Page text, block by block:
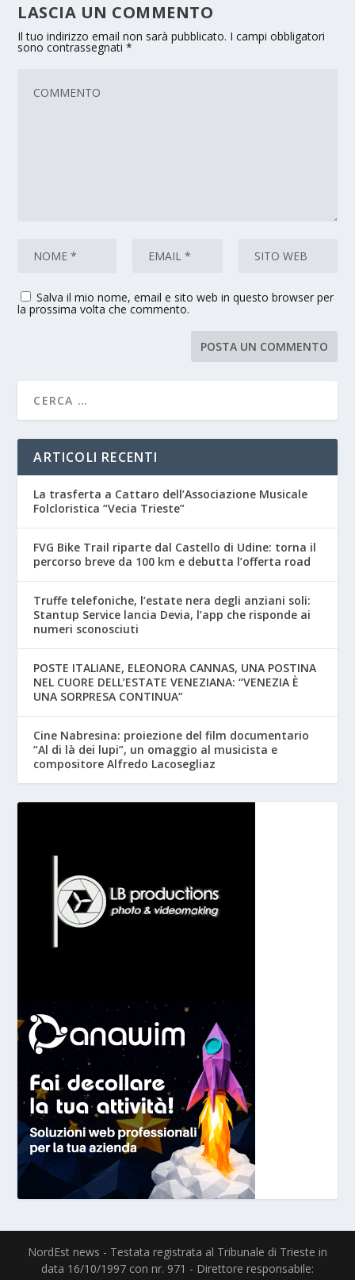
LASCIA UN COMMENTO
Il tuo indirizzo email non sarà pubblicato. I campi obbligatori
sono contrassegnati*
Salva il mio nome, email e sito web in questo browser per
la prossima volta che commento.
ARTICOLI RECENTI
La trasferta a Cattaro dell’Associazione Musicale
Folcloristica “Vecia Trieste”
FVG Bike Trail riparte dal Castello di Udine: torna il
percorso breve da 100 km e debutta l’offerta road
Truffe telefoniche, l’estate nera degli anziani soli:
Stantup Service lancia Devia, l’app che risponde ai
numeri sconosciuti
POSTE ITALIANE, ELEONORA CANNAS, UNA POSTINA
NEL CUORE DELL’ESTATE VENEZIANA: “VENEZIA È
UNA SORPRESA CONTINUA”
Cine Nabresina: proiezione del film documentario
“Al di là dei lupi”, un omaggio al musicista e
compositore Alfredo Lacosegliaz
NordEst news - Testata registrata al Tribunale di Trieste in
data 16/10/1997 con nr. 971 - Direttore responsabile: